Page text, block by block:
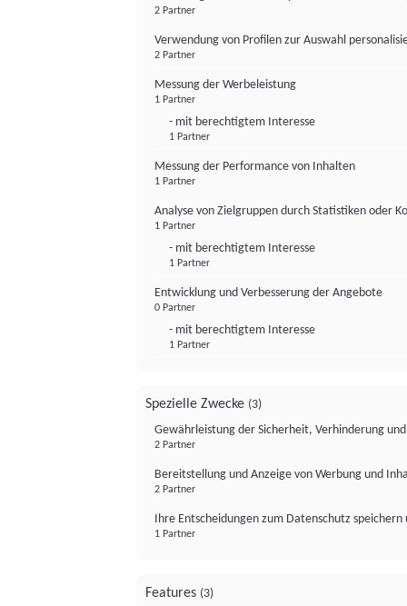
2 Partner
Verwendung von Profilen zur Auswahl
2 Partner
Messung der Werbeleistung
1 Partner
- mit berechtigtem Interesse
1 Partner
Messung der Performance von Inhalten
1 Partner
Analyse von Zielgruppen durch Statistiken oder
1 Partner
- mit berechtigtem Interesse
1 Partner
Entwicklung und Verbesserung der Angebote
0 Partner
- mit berechtigtem Interesse
1 Partner
Spezielle Zwecke (3)
Gewährleistung der Sicherheit, Verhinderung
2 Partner
Bereitstellung und Anzeige von Werbung und
2 Partner
Ihre Entscheidungen zum Datenschutz
1 Partner
Features (3)